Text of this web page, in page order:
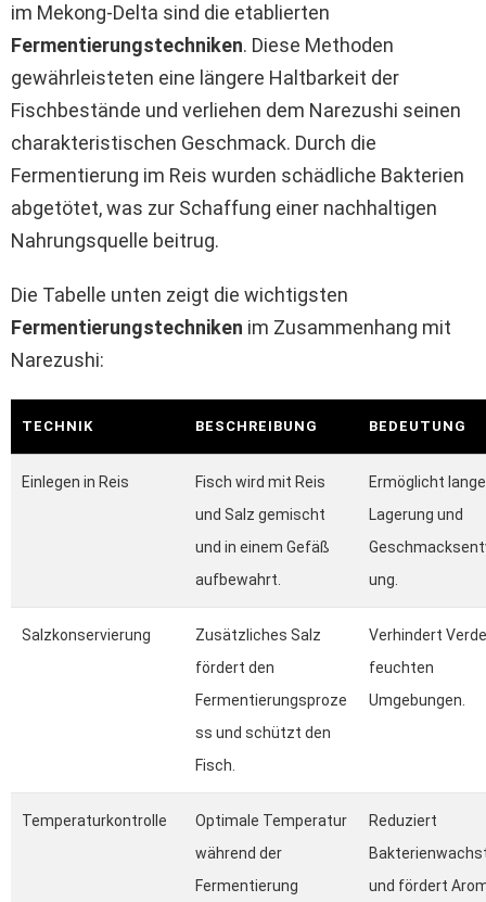
im Mekong-Delta sind die etablierten
Fermentierungstechniken. Diese Methoden
gewährleisteten eine längere Haltbarkeit der
Fischbestände und verliehen dem Narezushi seinen
charakteristischen Geschmack. Durch die
Fermentierung im Reis wurden schädliche Bakterien
abgetötet, was zur Schaffung einer nachhaltigen
Nahrungsquelle beitrug.
Die Tabelle unten zeigt die wichtigsten
Fermentierungstechniken im Zusammenhang mit
Narezushi:
TECHNIK BESCHREIBUNG BEDEUTUNG
Einlegen in Reis
Fisch wird mit Reis
und Salz gemischt
und in einem Gefäß
aufbewahrt.
Ermöglicht lange
Lagerung und
ung.
Salzkonservierung
Zusätzliches Salz
fördert den
Fermentierungsproze
ss und schützt den
Fisch.
Verhindert
feuchten
Umgebungen.
Temperaturkontrolle
Optimale Temperatur
während der
Fermentierung
Reduziert
und fördert